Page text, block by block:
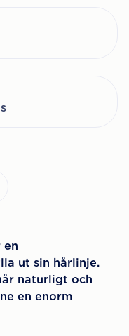
en
ut sin hårlinje.
naturligt och
en enorm